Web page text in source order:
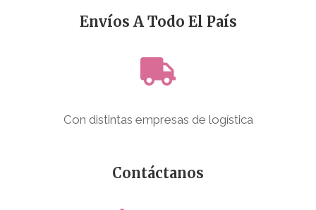
Envíos A Todo El País
Con distintas empresas de logística
Contáctanos